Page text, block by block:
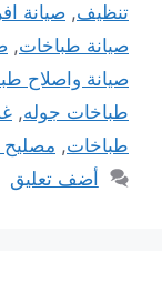
تنظيف, صيانة
صيانة طباخات,
صيانة واصلاح
طباخات جوله,
طباخات,
أضف تعليق